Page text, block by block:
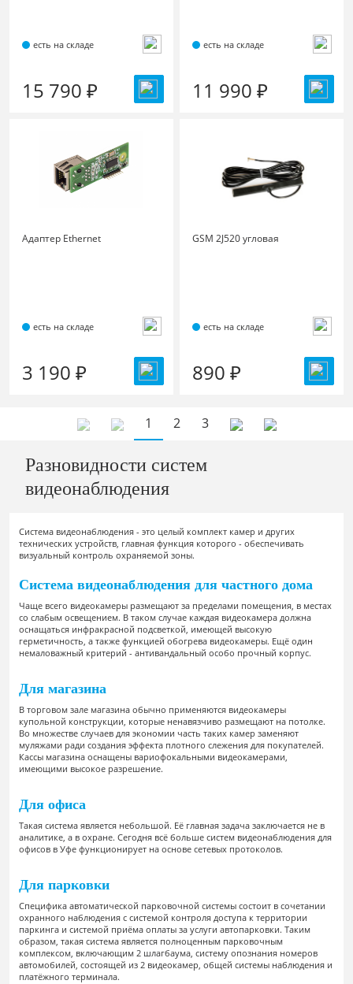
есть на складе
15 790 ₽
есть на складе
11 990 ₽
Адаптер Ethernet
есть на складе
3 190 ₽
GSM 2J520 угловая
есть на складе
890 ₽
1 2 3
Разновидности систем
видеонаблюдения
Система видеонаблюдения - это целый комплект камер и других
технических устройств, главная функция которого - обеспечивать
визуальный контроль охраняемой зоны.
Система видеонаблюдения для частного дома
Чаще всего видеокамеры размещают за пределами помещения, в местах
со слабым освещением. В таком случае каждая видеокамера должна
оснащаться инфракрасной подсветкой, имеющей высокую
герметичность, а также функцией обогрева видеокамеры. Ещё один
немаловажный критерий - антивандальный особо прочный корпус.
Для магазина
В торговом зале магазина обычно применяются видеокамеры
купольной конструкции, которые ненавязчиво размещают на потолке.
Во множестве случаев для экономии часть таких камер заменяют
муляжами ради создания эффекта плотного слежения для покупателей.
Кассы магазина оснащены вариофокальными видеокамерами,
имеющими высокое разрешение.
Для офиса
Такая система является небольшой. Её главная задача заключается не в
аналитике, а в охране. Сегодня всё больше систем видеонаблюдения для
офисов в Уфе функционирует на основе сетевых протоколов.
Для парковки
Специфика автоматической парковочной системы состоит в сочетании
охранного наблюдения с системой контроля доступа к территории
паркинга и системой приёма оплаты за услуги автопарковки. Таким
образом, такая система является полноценным парковочным
комплексом, включающим 2 шлагбаума, систему опознания номеров
автомобилей, состоящей из 2 видеокамер, общей системы наблюдения и
платёжного терминала.